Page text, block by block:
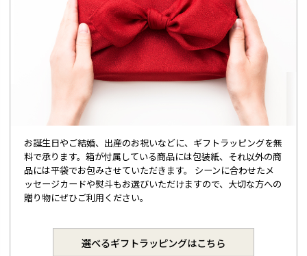
お誕生日やご結婚、出産のお祝いなどに、ギフトラッピングを無
料で承ります。箱が付属している商品には包装紙、それ以外の商
品には平袋でお包みさせていただきます。 シーンに合わせたメ
ッセージカードや熨斗もお選びいただけますので、大切な方への
贈り物にぜひご利用ください。
選べるギフトラッピングはこちら